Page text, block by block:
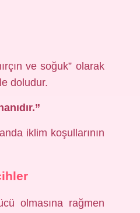
ve soğuk” olarak
doludur.
iklim koşullarının
olmasına rağmen